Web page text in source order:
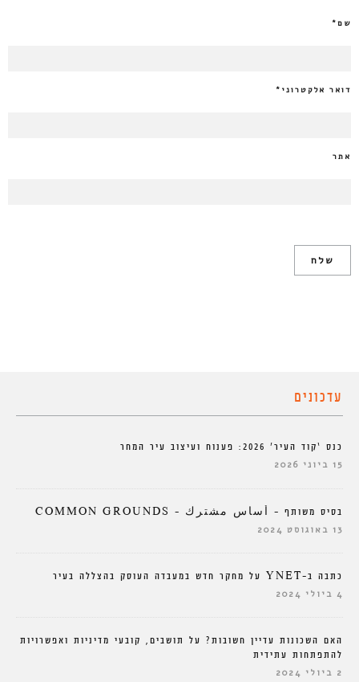
שם*
דואר אלקטרוני *
אתר
עדכונים
כנס ‘קוד העיר’ 2026: פענוח ועיצוב עיר המחר
15 ביוני 2026
בסיס משותף – أساس مشترك – COMMON GROUNDS
13 באוגוסט 2024
כתבה ב-YNET על מחקר חדש במעבדה העוסק בהצללה בעיר
4 ביולי 2024
האם השכונות עדיין חשובות? על תושבים, קובעי מדיניות ואפשרויות
להתפתחות עתידית
2 ביולי 2024